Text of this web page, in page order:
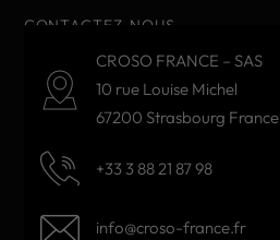
CONTACTEZ-NOUS
CROSO FRANCE – SAS
10 rue Louise Michel
67200 Strasbourg France
+33 3 88 21 87 98
info@croso-france.fr